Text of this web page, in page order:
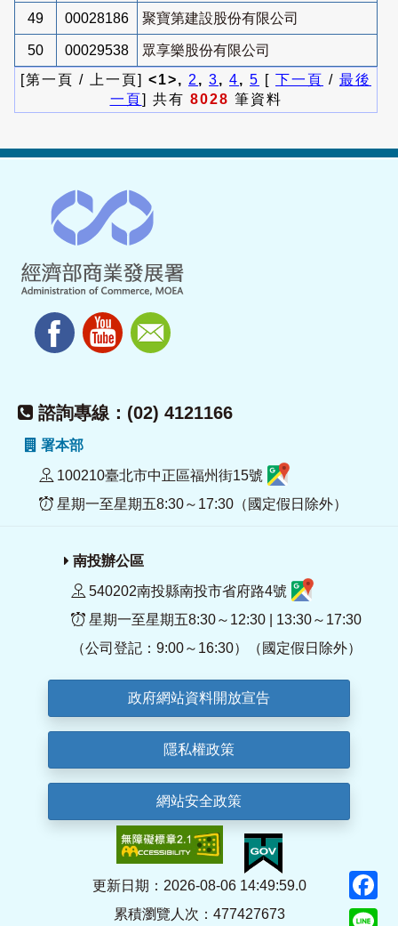
49 00028186 聚寶第建設股份有限公司
50 00029538
眾享樂股份有限公司
[第一頁 / 上一頁] <1>, 2 , 3, 4, 5 [ 下一頁 / 最後
一頁] 共有 8028 筆資料
諮詢專線：(02) 4121166
署本部
100210臺北市中正區福州街15號
星期一至星期五8:30～17:30（國定假日除外）
南投辦公區
540202南投縣南投市省府路4號
星期一至星期五8:30～12:30 | 13:30～17:30
（公司登記：9:00～16:30）（國定假日除外）
政府網站資料開放宣告
隱私權政策
網站安全政策
更新日期：2026-08-06 14:49:59.0
累積瀏覽人次：477427673